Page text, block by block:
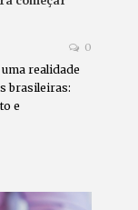
0
realidade
brasileiras:
e